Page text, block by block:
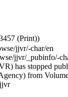
(Print))
jjvr/-char/en
jjvr/_pubinfo/-
has stopped
from